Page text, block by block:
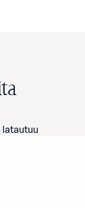
latautuu